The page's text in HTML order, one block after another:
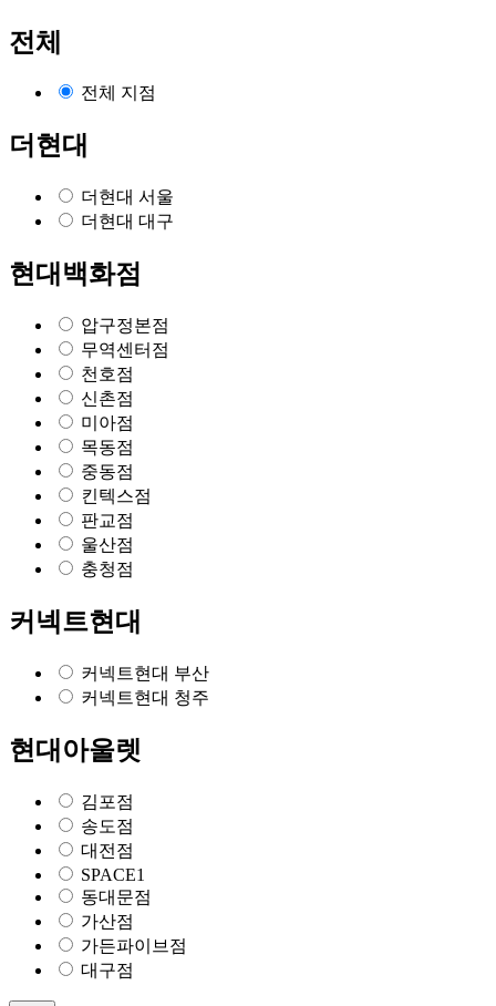
전체
전체 지점
더현대
더현대 서울
더현대 대구
현대백화점
압구정본점
무역센터점
천호점
신촌점
미아점
목동점
중동점
킨텍스점
판교점
울산점
충청점
커넥트현대
커넥트현대 부산
커넥트현대 청주
현대아울렛
김포점
송도점
대전점
SPACE1
동대문점
가산점
가든파이브점
대구점